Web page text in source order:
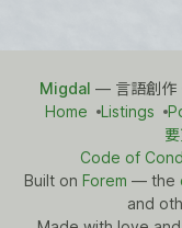
Migdal — 言語創作
Home
Listings
Code of
Built on Forem — the
and